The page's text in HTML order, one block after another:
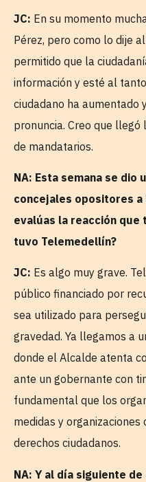
JC: En su momento
Pérez, pero como lo dije
permitido que la
información y esté al
ciudadano ha aumentado
pronuncia. Creo que
de mandatarios.
NA: Esta semana se dio
concejales opositores a
evalúas la reacción
tuvo Telemedellín?
JC: Es algo muy grave.
público financiado por
sea utilizado para
gravedad. Ya llegamos a
donde el Alcalde atenta
ante un gobernante con
fundamental que los
medidas y
derechos ciudadanos.
NA: Y al día siguiente